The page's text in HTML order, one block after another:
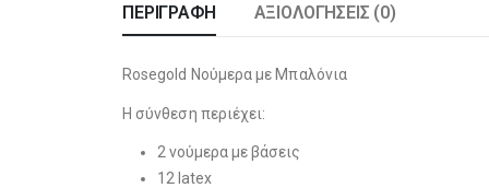
ΠΕΡΙΓΡΑΦΉ ΑΞΙΟΛΟΓΉΣΕΙΣ (0)
Rosegold Νούμερα με Μπαλόνια
Η σύνθεση περιέχει:
2 νούμερα με βάσεις
12 latex